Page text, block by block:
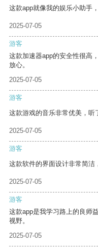
这款app就像我的娱乐小助手
2025-07-05
游客
这款加速器app的安全性很高
放心。
2025-07-05
游客
这款游戏的音乐非常优美，听
2025-07-05
游客
这款软件的界面设计非常简洁
2025-07-05
游客
这款app是我学习路上的良师
视野。
2025-07-05